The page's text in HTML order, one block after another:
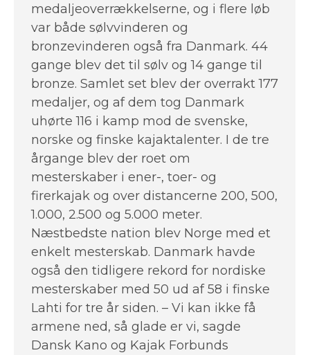
medaljeoverrækkelserne, og i flere løb
var både sølvvinderen og
bronzevinderen også fra Danmark. 44
gange blev det til sølv og 14 gange til
bronze. Samlet set blev der overrakt 177
medaljer, og af dem tog Danmark
uhørte 116 i kamp mod de svenske,
norske og finske kajaktalenter. I de tre
årgange blev der roet om
mesterskaber i ener-, toer- og
firerkajak og over distancerne 200, 500,
1.000, 2.500 og 5.000 meter.
Næstbedste nation blev Norge med et
enkelt mesterskab. Danmark havde
også den tidligere rekord for nordiske
mesterskaber med 50 ud af 58 i finske
Lahti for tre år siden. – Vi kan ikke få
armene ned, så glade er vi, sagde
Dansk Kano og Kajak Forbunds